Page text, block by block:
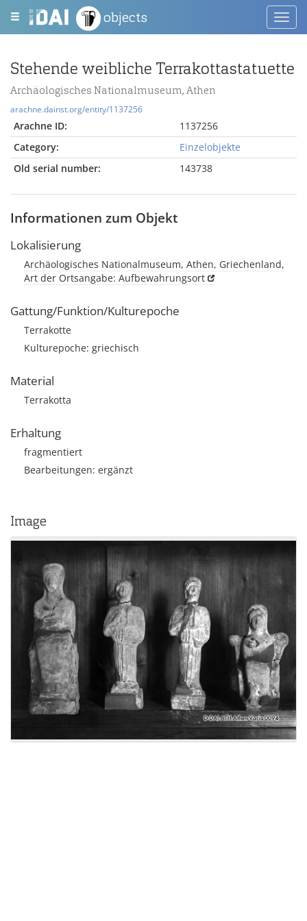
objects
Stehende weibliche Terrakottastatuette
Archäologisches Nationalmuseum, Athen
arachne.dainst.org/entity/1137256
Arachne ID:
1137256
Category:
Einzelobjekte
Old serial number:
143738
Informationen zum Objekt
Lokalisierung
Archäologisches Nationalmuseum, Athen, Griechenland,
Art der Ortsangabe: Aufbewahrungsort
Gattung/Funktion/Kulturepoche
Terrakotte
Kulturepoche: griechisch
Material
Terrakotta
Erhaltung
fragmentiert
Bearbeitungen: ergänzt
Image